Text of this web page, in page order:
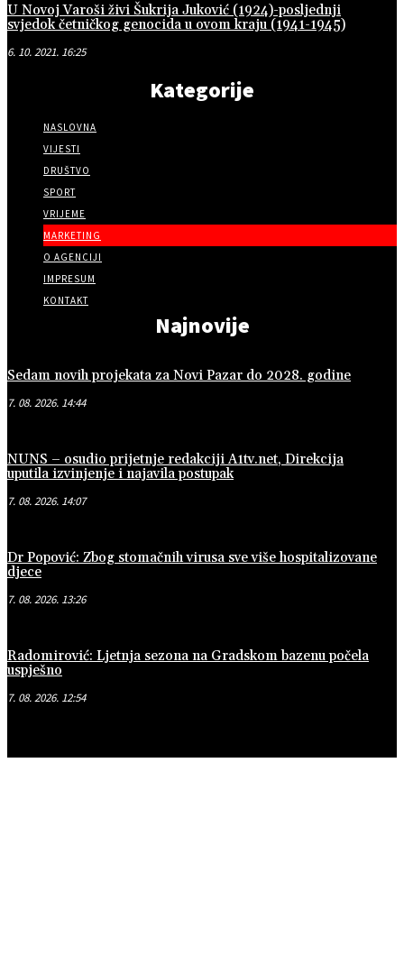
U Novoj Varoši živi Šukrija Juković (1924)-posljednji
svjedok četničkog genocida u ovom kraju (1941-1945)
6. 10. 2021. 16:25
Kategorije
NASLOVNA
VIJESTI
DRUŠTVO
SPORT
VRIJEME
MARKETING
O AGENCIJI
IMPRESUM
KONTAKT
Najnovije
Sedam novih projekata za Novi Pazar do 2028. godine
7. 08. 2026. 14:44
NUNS – osudio prijetnje redakciji A1tv.net, Direkcija
uputila izvinjenje i najavila postupak
7. 08. 2026. 14:07
Dr Popović: Zbog stomačnih virusa sve više hospitalizovane
djece
7. 08. 2026. 13:26
Radomirović: Ljetnja sezona na Gradskom bazenu počela
uspješno
7. 08. 2026. 12:54